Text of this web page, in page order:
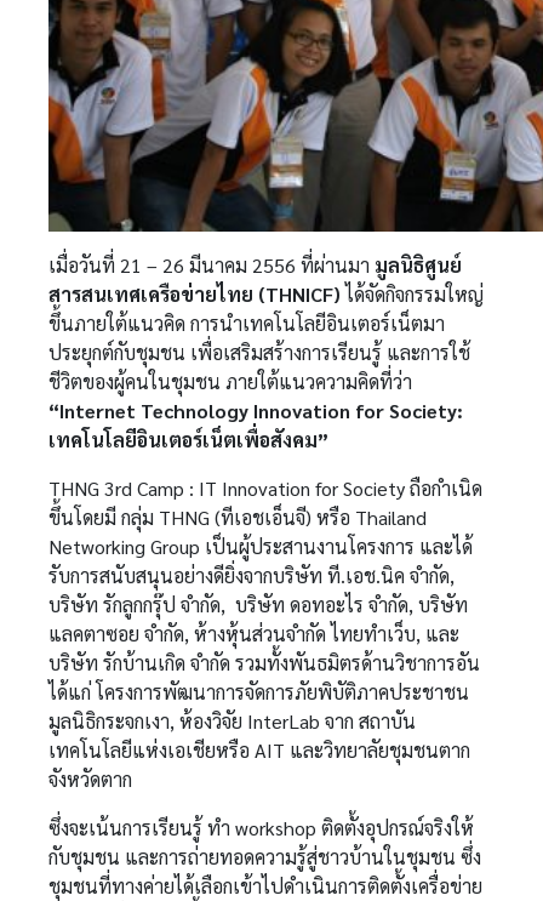
เมื่อวันที่ 21 – 26 มีนาคม 2556 ที่ผ่านมา มูลนิธิศูนย์
สารสนเทศเครือข่ายไทย (THNICF)ได้จัดกิจกรรมใหญ่
ขึ้นภายใต้แนวคิด การนำเทคโนโลยีอินเตอร์เน็ตมา
ประยุกต์กับชุมชน เพื่อเสริมสร้างการเรียนรู้ และการใช้
ชีวิตของผู้คนในชุมชน ภายใต้แนวความคิดที่ว่า
“Internet Technology Innovation for Society:
เทคโนโลยีอินเตอร์เน็ตเพื่อสังคม”
THNG 3rd Camp : IT Innovation for Society ถือกำเนิด
ขึ้นโดยมี กลุ่ม THNG (ทีเอชเอ็นจี) หรือ Thailand
Networking Group เป็นผู้ประสานงานโครงการ และได้
รับการสนับสนุนอย่างดียิ่งจากบริษัท ที.เอช.นิค จำกัด,
บริษัท รักลูกกรุ๊ป จำกัด, บริษัท ดอทอะไร จำกัด, บริษัท
แลคตาซอย จำกัด, ห้างหุ้นส่วนจำกัด ไทยทำเว็บ, และ
บริษัท รักบ้านเกิด จำกัด รวมทั้งพันธมิตรด้านวิชาการอัน
ได้แก่ โครงการพัฒนาการจัดการภัยพิบัติภาคประชาชน
มูลนิธิกระจกเงา, ห้องวิจัย InterLab จาก สถาบัน
เทคโนโลยีแห่งเอเชียหรือ AIT และวิทยาลัยชุมชนตาก
จังหวัดตาก
ซึ่งจะเน้นการเรียนรู้ ทำ workshop ติดตั้งอุปกรณ์จริงให้
กับชุมชน และการถ่ายทอดความรู้สู่ชาวบ้านในชุมชน ซึ่ง
ชุมชนที่ทางค่ายได้เลือกเข้าไปดำเนินการติดตั้งเครื่อข่าย